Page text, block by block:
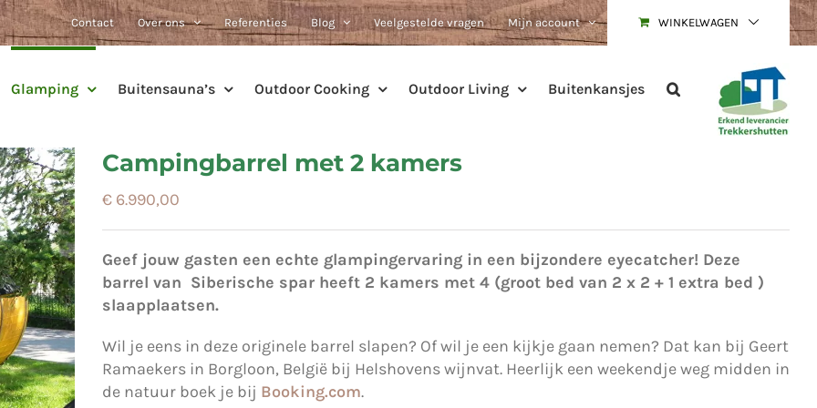
Contact Over ons Referenties Blog Veelgestelde vragen Mijn account WINKELWAGEN
Glamping Buitensauna’s Outdoor Cooking Outdoor Living Buitenkansjes
Campingbarrel met 2 kamers
€ 6.990,00
Geef jouw gasten een echte glampingervaring in een bijzondere eyecatcher! Deze
barrel van Siberische spar heeft 2 kamers met 4 (groot bed van 2 x 2 + 1 extra bed )
slaapplaatsen.
Wil je eens in deze originele barrel slapen? Of wil je een kijkje gaan nemen? Dat kan bij Geert
Ramaekers in Borgloon, België bij Helshovens wijnvat. Heerlijk een weekendje weg midden in
de natuur boek je bij Booking.com.